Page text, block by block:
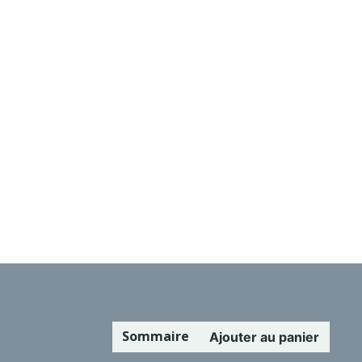
Sommaire Ajouter au panier